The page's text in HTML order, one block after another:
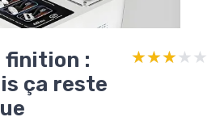
finition :
ça reste
★★★★★
★★★★★